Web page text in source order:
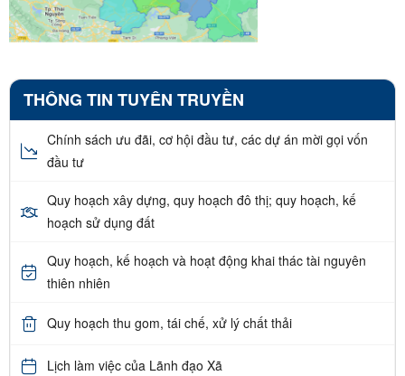
THÔNG TIN TUYÊN TRUYỀN
Chính sách ưu đãi, cơ hội đầu tư, các dự án mời gọi vốn
đầu tư
Quy hoạch xây dựng, quy hoạch đô thị; quy hoạch, kế
hoạch sử dụng đất
Quy hoạch, kế hoạch và hoạt động khai thác tài nguyên
thiên nhiên
Quy hoạch thu gom, tái chế, xử lý chất thải
Lịch làm việc của Lãnh đạo Xã